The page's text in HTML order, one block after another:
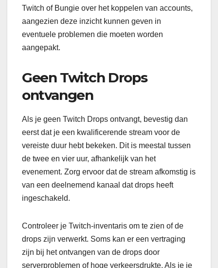
Twitch of Bungie over het koppelen van accounts,
aangezien deze inzicht kunnen geven in
eventuele problemen die moeten worden
aangepakt.
Geen Twitch Drops
ontvangen
Als je geen Twitch Drops ontvangt, bevestig dan
eerst dat je een kwalificerende stream voor de
vereiste duur hebt bekeken. Dit is meestal tussen
de twee en vier uur, afhankelijk van het
evenement. Zorg ervoor dat de stream afkomstig is
van een deelnemend kanaal dat drops heeft
ingeschakeld.
Controleer je Twitch-inventaris om te zien of de
drops zijn verwerkt. Soms kan er een vertraging
zijn bij het ontvangen van de drops door
serverproblemen of hoge verkeersdrukte. Als je je